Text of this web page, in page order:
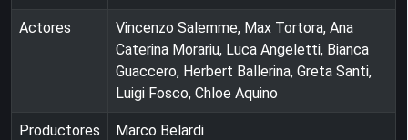
Actores
Vincenzo Salemme, Max Tortora, Ana
Caterina Morariu, Luca Angeletti, Bianca
Guaccero, Herbert Ballerina, Greta Santi,
Luigi Fosco, Chloe Aquino
Productores Marco Belardi